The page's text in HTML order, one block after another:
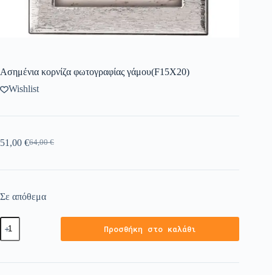
Ασημένια κορνίζα φωτογραφίας γάμου(F15X20)
Wishlist
64,00€
51,00 €
Σε απόθεμα
Προσθήκη στο καλάθι